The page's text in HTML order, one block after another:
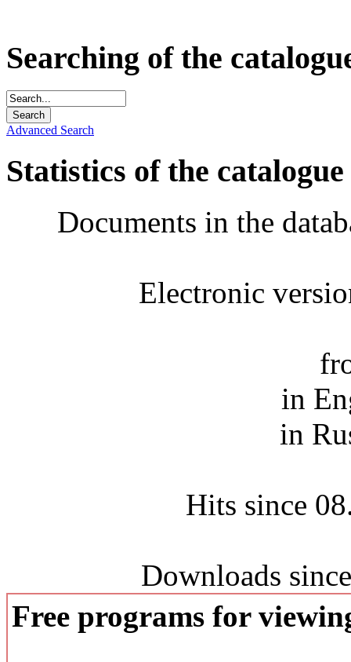
Searching of the
Advanced Search
Statistics of the catalogue
Documents in the
Electronic
in
in
Hits since
Downloads
Free programs for